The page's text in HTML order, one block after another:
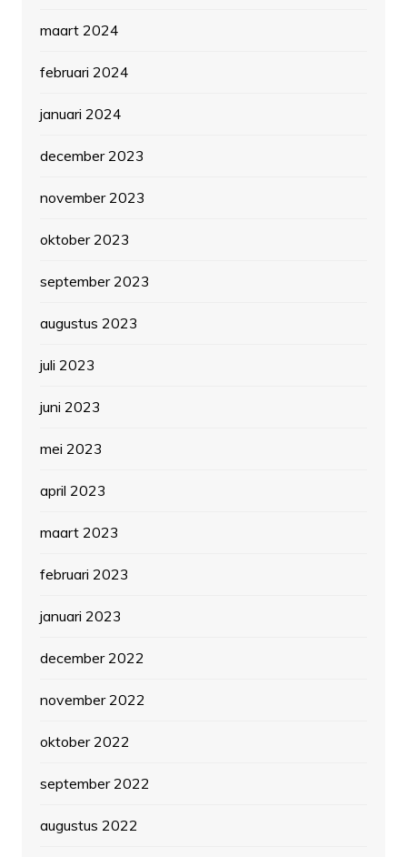
maart 2024
februari 2024
januari 2024
december 2023
november 2023
oktober 2023
september 2023
augustus 2023
juli 2023
juni 2023
mei 2023
april 2023
maart 2023
februari 2023
januari 2023
december 2022
november 2022
oktober 2022
september 2022
augustus 2022